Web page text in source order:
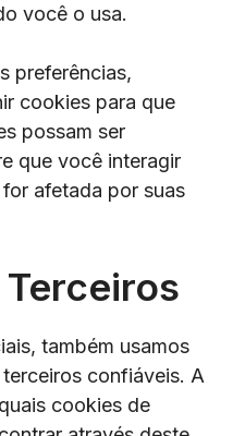
você o usa.
preferências,
cookies para que
possam ser
que você interagir
afetada por suas
também usamos
confiáveis. A
cookies de